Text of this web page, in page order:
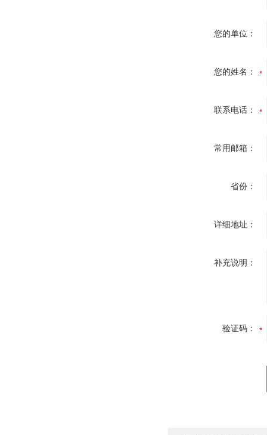
您的单位：
您的姓名：
联系电话：
常用邮箱：
省份：
详细地址：
补充说明：
验证码：